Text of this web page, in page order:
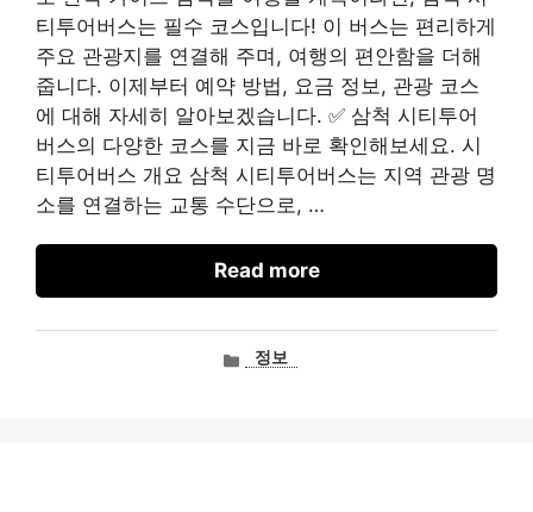
티투어버스는 필수 코스입니다! 이 버스는 편리하게
주요 관광지를 연결해 주며, 여행의 편안함을 더해
줍니다. 이제부터 예약 방법, 요금 정보, 관광 코스
에 대해 자세히 알아보겠습니다. ✅ 삼척 시티투어
버스의 다양한 코스를 지금 바로 확인해보세요. 시
티투어버스 개요 삼척 시티투어버스는 지역 관광 명
소를 연결하는 교통 수단으로, …
Read more
카정보